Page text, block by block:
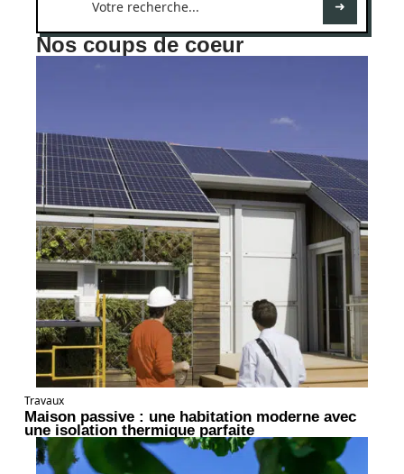
Nos coups de coeur
Travaux
Maison passive : une habitation moderne avec
une isolation thermique parfaite